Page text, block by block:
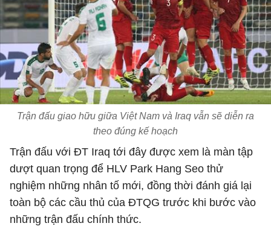
Trận đấu giao hữu giữa Việt Nam và Iraq vẫn sẽ diễn ra
theo đúng kế hoạch
Trận đấu với ĐT Iraq tới đây được xem là màn tập
dượt quan trọng để HLV Park Hang Seo thử
nghiệm những nhân tố mới, đồng thời đánh giá lại
toàn bộ các cầu thủ của ĐTQG trước khi bước vào
những trận đấu chính thức.